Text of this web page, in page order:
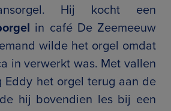
Hij kocht een
in café De Zeemeeuw
wilde het orgel omdat
in verwerkt was. Met vallen
Eddy het orgel terug aan de
hij bovendien les bij een